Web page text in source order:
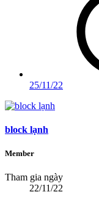
25/11/22
block lạnh
Member
Tham gia ngày
22/11/22